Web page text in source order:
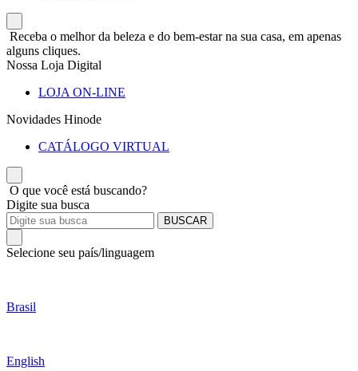
Receba o melhor da beleza e do bem-estar na sua casa, em apenas
alguns cliques.
Nossa Loja Digital
LOJA ON-LINE
Novidades Hinode
CATÁLOGO VIRTUAL
O que você está buscando?
Digite sua busca
BUSCAR
Selecione seu país/linguagem
Brasil
English